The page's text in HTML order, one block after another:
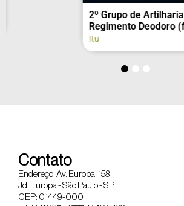
2º Grupo de Artilharia de Campanha –
Regimento Deodoro (fachada)
Contato
Endereço: Av. Europa, 158
Jd. Europa - São Paulo - SP
CEP: 01449-000